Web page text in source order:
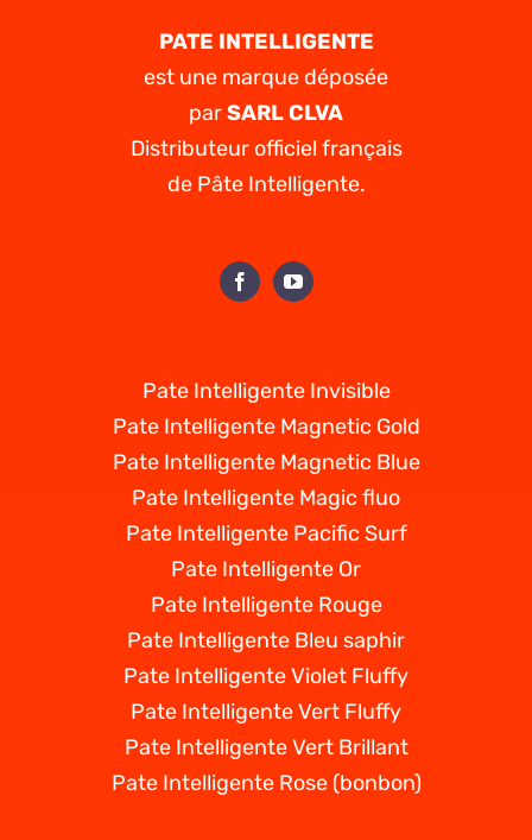
PATE INTELLIGENTE
est une marque déposée
parSARL CLVA
Distributeur officiel français
de Pâte Intelligente.
Pate Intelligente Invisible
Pate Intelligente Magnetic Gold
Pate Intelligente Magnetic Blue
Pate Intelligente Magic fluo
Pate Intelligente Pacific Surf
Pate Intelligente Or
Pate Intelligente Rouge
Pate Intelligente Bleu saphir
Pate Intelligente Violet Fluffy
Pate Intelligente Vert Fluffy
Pate Intelligente Vert Brillant
Pate Intelligente Rose (bonbon)